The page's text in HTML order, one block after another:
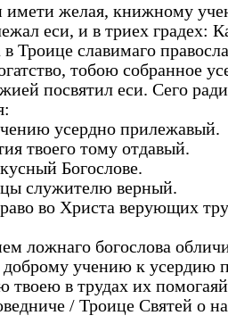
имети желая, книжному
еси, и в триех градех:
Троице славимаго
тобою собранное
посвятил еси. Сего
усердно прилежавый.
твоего тому отдавый.
Богослове.
служителю верный.
во Христа верующих
ложнаго богослова
учению к усердию
твоею в трудах их
/ Троице Святей о